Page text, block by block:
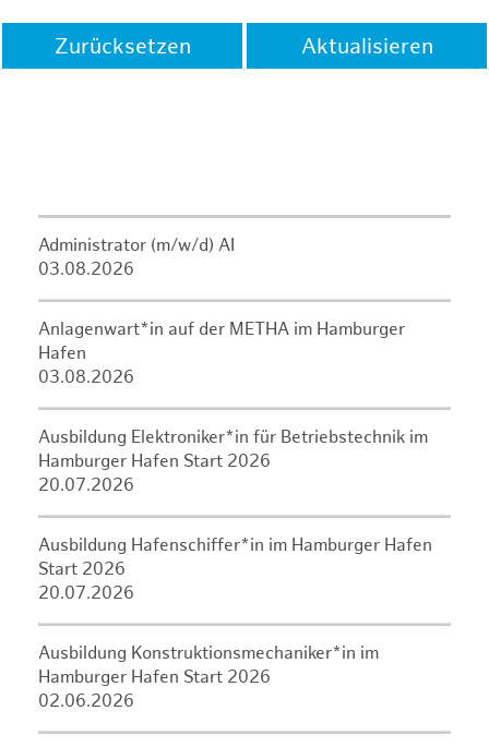
Zurücksetzen Aktualisieren
Administrator (m/w/d) AI
03.08.2026
Anlagenwart*in auf der METHA im Hamburger
Hafen
03.08.2026
Ausbildung Elektroniker*in für Betriebstechnik im
Hamburger Hafen Start 2026
20.07.2026
Ausbildung Hafenschiffer*in im Hamburger Hafen
Start 2026
20.07.2026
Ausbildung Konstruktionsmechaniker*in im
Hamburger Hafen Start 2026
02.06.2026